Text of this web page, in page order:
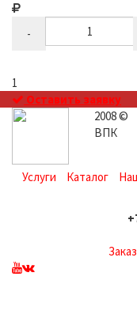
-
1
Оставить заявку
2008 ©
ВПК
Услуги Каталог